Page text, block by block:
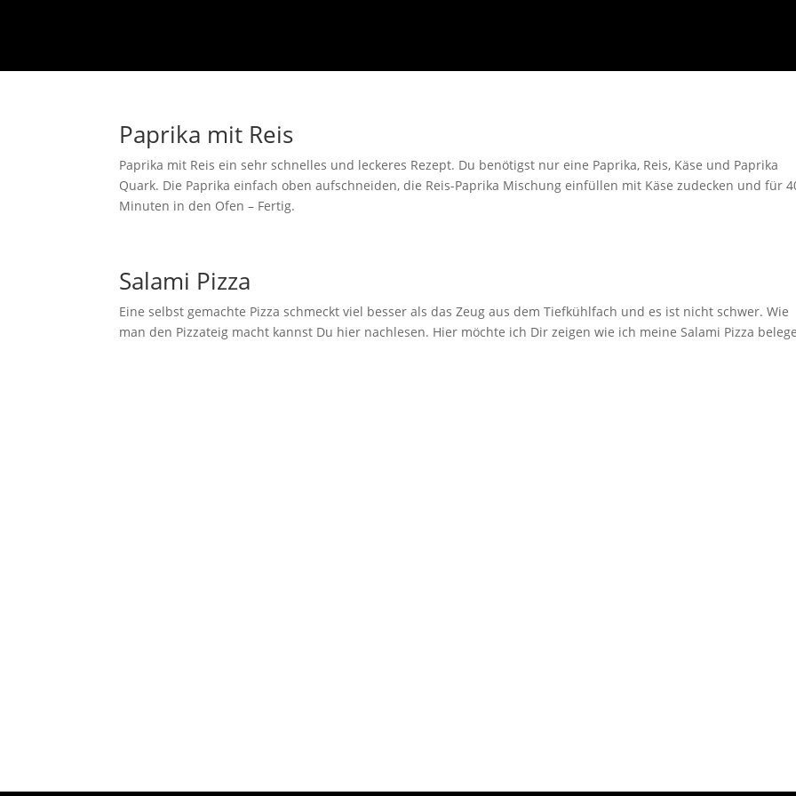
Paprika mit Reis
Paprika mit Reis ein sehr schnelles und leckeres Rezept. Du benötigst nur eine Paprika, Reis, Käse und Paprika
Quark. Die Paprika einfach oben aufschneiden, die Reis-Paprika Mischung einfüllen mit Käse zudecken und für
Minuten in den Ofen – Fertig.
Salami Pizza
Eine selbst gemachte Pizza schmeckt viel besser als das Zeug aus dem Tiefkühlfach und es ist nicht schwer. Wie
man den Pizzateig macht kannst Du hier nachlesen. Hier möchte ich Dir zeigen wie ich meine Salami Pizza